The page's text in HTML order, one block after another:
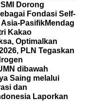
Dorong
Fondasi Self-
PasifikMendag
Kakao
Optimalkan
PLN Tegaskan
dibawah
Saing melalui
dan
Laporkan